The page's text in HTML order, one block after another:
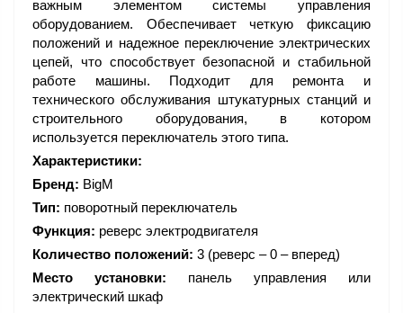
важным элементом системы управления
оборудованием. Обеспечивает четкую фиксацию
положений и надежное переключение электрических
цепей, что способствует безопасной и стабильной
работе машины. Подходит для ремонта и
технического обслуживания штукатурных станций и
строительного оборудования, в котором
используется переключатель этого типа.
Характеристики:
Бренд: BigM
Тип: поворотный переключатель
Функция: реверс электродвигателя
Количество положений: 3 (реверс – 0 – вперед)
Место установки: панель управления или
электрический шкаф